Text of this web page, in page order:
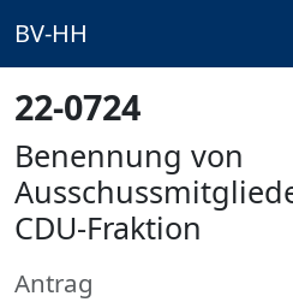
BV-HH
22-0724
Benennung von
CDU-Fraktion
Antrag